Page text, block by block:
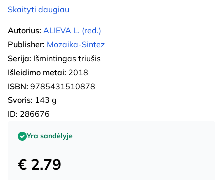
Skaityti daugiau
Autorius: ALIEVA L. (red.)
Publisher: Mozaika-Sintez
Serija: Išmintingas triušis
Išleidimo metai: 2018
ISBN: 9785431510878
Svoris: 143 g
ID: 286676
Yra sandėlyje
€ 2.79